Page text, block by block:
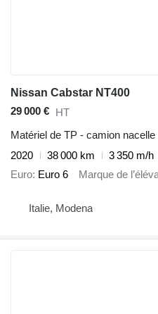
Nissan Cabstar NT400
29 000 € HT
Matériel de TP - camion nacelle
2020
38 000 km
3 350 m/h
Euro Euro 6 Marque de
Italie, Modena